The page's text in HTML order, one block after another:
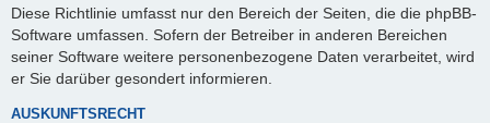
Diese Richtlinie umfasst nur den Bereich der Seiten, die die phpBB-
Software umfassen. Sofern der Betreiber in anderen Bereichen
seiner Software weitere personenbezogene Daten verarbeitet, wird
er Sie darüber gesondert informieren.
AUSKUNFTSRECHT